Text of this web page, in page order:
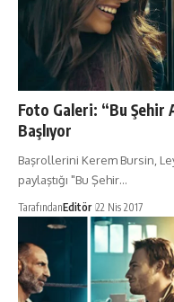
Foto Galeri: “Bu Şehir
Başlıyor
Başrollerini Kerem Bursin,
paylaştığı "Bu Şehir…
TarafındanEditör 22 Nis 2017